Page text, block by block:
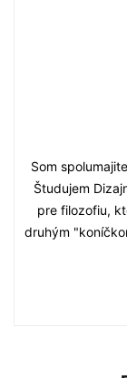
Som
Študujem
pre filozofiu,
druhým